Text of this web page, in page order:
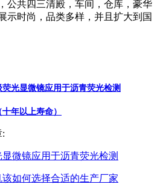
公共四三清殿，车间，仓库，豪华
示时尚，品类多样，并且扩大到国
光显微镜应用于沥青荧光检测
年以上寿命）
:
微镜应用于沥青荧光检测
如何选择合适的生产厂家